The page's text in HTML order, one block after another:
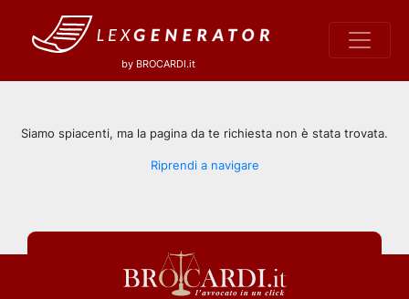
by BROCARDI.it
Siamo spiacenti, ma la pagina da te richiesta non è stata trovata.
Riprendi a navigare